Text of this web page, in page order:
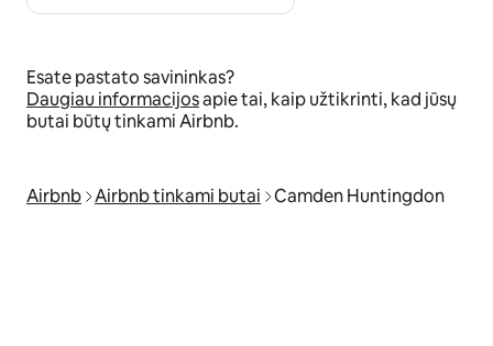
Esate pastato savininkas?
Daugiau informacijosapie tai, kaip užtikrinti, kad jūsų
butai būtų tinkami Airbnb.
Airbnb Airbnb tinkami butai Camden Huntingdon